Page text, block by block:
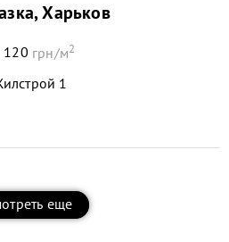
Харьков
120 грн/м2
1
еще